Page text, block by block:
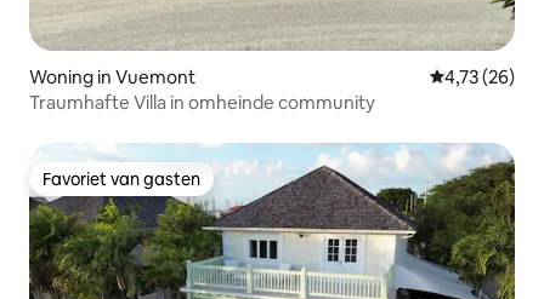
Woning in Vuemont Gemiddelde
4,73 (26)
Traumhafte Villa in omheinde community
Favoriet van gasten
Favoriet van gasten